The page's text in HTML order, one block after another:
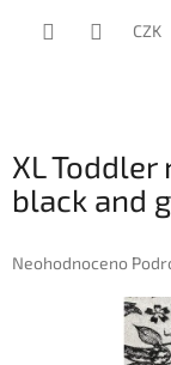
CZK
XL
black and
Průměrné
Neohodnoceno